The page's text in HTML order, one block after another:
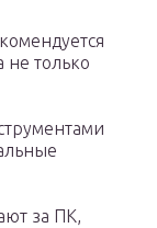
не только
за ПК,